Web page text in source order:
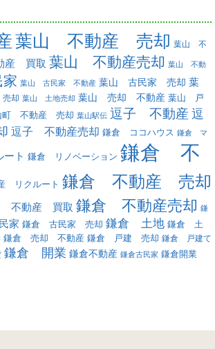
葉山 不動産 売却 葉山 不
産 買取 葉山 不動産売却 葉山 不動
葉山 古民家 不動産 葉山 古民家 売却 葉
却 葉山 土地売却 葉山 売却 不動産 葉山 戸
町 不動産 売却 葉山駅伝 逗子 不動産 逗
逗子 不動産売却 鎌倉 ココハウス 鎌倉 マ
ト 鎌倉 リノベーション 鎌倉 不
リクルート 鎌倉 不動産 売却
不動産 買取 鎌倉 不動産売却 鎌
家 鎌倉 古民家 売却 鎌倉 土地 鎌倉 土
鎌倉 売却 不動産 鎌倉 戸建 売却 鎌倉 戸建て
鎌倉 開業 鎌倉不動産 鎌倉古民家 鎌倉開業